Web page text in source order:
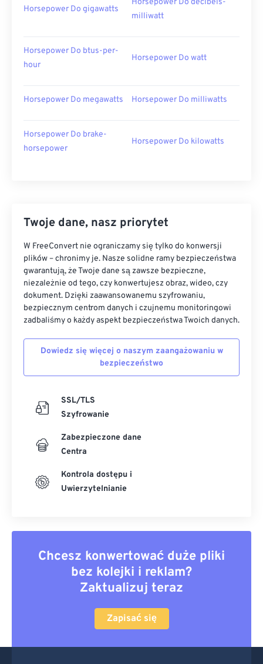
Horsepower Do gigawatts
Horsepower Do decibels-
milliwatt
Horsepower Do btus-per-
hour
Horsepower Do watt
Horsepower Do megawatts Horsepower Do milliwatts
Horsepower Do brake-
horsepower
Horsepower Do kilowatts
Twoje dane, nasz priorytet
W FreeConvert nie ograniczamy się tylko do konwersji
plików – chronimy je. Nasze solidne ramy bezpieczeństwa
gwarantują, że Twoje dane są zawsze bezpieczne,
niezależnie od tego, czy konwertujesz obraz, wideo, czy
dokument. Dzięki zaawansowanemu szyfrowaniu,
bezpiecznym centrom danych i czujnemu monitoringowi
zadbaliśmy o każdy aspekt bezpieczeństwa Twoich danych.
Dowiedz się więcej o naszym zaangażowaniu w
bezpieczeństwo
SSL/TLS
Szyfrowanie
Zabezpieczone dane
Centra
Kontrola dostępu i
Uwierzytelnianie
Chcesz konwertować duże pliki
bez kolejki i reklam?
Zaktualizuj teraz
Zapisać się